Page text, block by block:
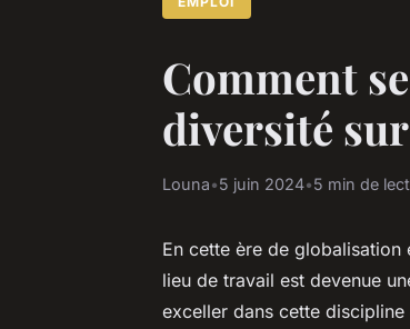
Comment
diversité
Louna•5 juin 2024•5 min de
En cette ère de
lieu de travail est devenue
exceller dans cette